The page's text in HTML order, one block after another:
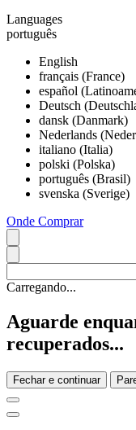
Languages
português
English
français (France)
español
Deutsch
dansk (Danmark)
Nederlands
italiano (Italia)
polski (Polska)
português (Brasil)
svenska (Sverige)
Onde Comprar
Carregando...
Aguarde
recuperados...
Fechar e continuar